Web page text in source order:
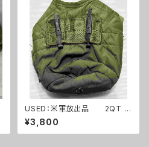
USED：米軍放出品 2QT キ
ャンティーンポーチ OD(A025
3)
¥3,800